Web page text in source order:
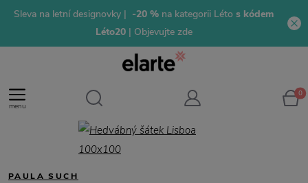
Sleva na letní designovky | -20 % na kategorii Léto s kódem
Léto20 | Objevujte zde
menu
0
PAULA SUCH